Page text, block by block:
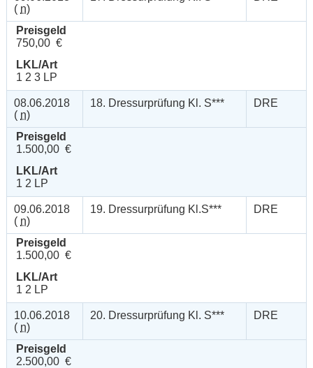
( n)
Preisgeld
750,00 €
LKL/Art
1 2 3 LP
08.06.2018
( n)
18. Dressurprüfung Kl. S*** DRE
Preisgeld
1.500,00 €
LKL/Art
1 2 LP
09.06.2018
( n)
19. Dressurprüfung Kl.S*** DRE
Preisgeld
1.500,00 €
LKL/Art
1 2 LP
10.06.2018
( n)
20. Dressurprüfung Kl. S*** DRE
Preisgeld
2.500,00 €